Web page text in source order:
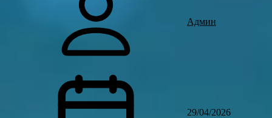
Админ
29/04/2026